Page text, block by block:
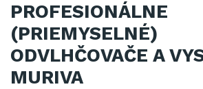
PROFESIONÁLNE
(PRIEMYSELNÉ)
ODVLHČOVAČE A
MURIVA